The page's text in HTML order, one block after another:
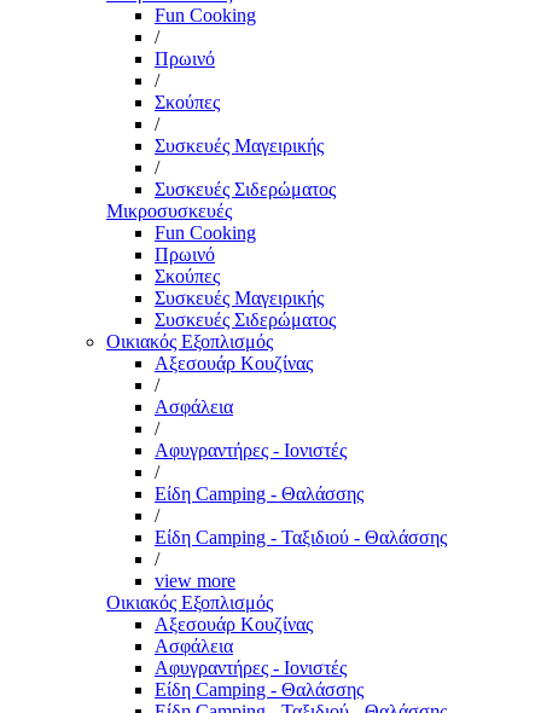
Fun Cooking
/
Πρωινό
/
Σκούπες
/
Συσκευές Μαγειρικής
/
Συσκευές Σιδερώματος
Μικροσυσκευές
Fun Cooking
Πρωινό
Σκούπες
Συσκευές Μαγειρικής
Συσκευές Σιδερώματος
Οικιακός Εξοπλισμός
Αξεσουάρ Κουζίνας
/
Ασφάλεια
/
Αφυγραντήρες - Ιονιστές
/
Είδη Camping - Θαλάσσης
/
Είδη Camping - Ταξιδιού - Θαλάσσης
/
view more
Οικιακός Εξοπλισμός
Αξεσουάρ Κουζίνας
Ασφάλεια
Αφυγραντήρες - Ιονιστές
Είδη Camping - Θαλάσσης